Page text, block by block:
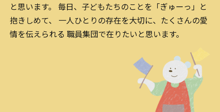
と思います。 毎日、子どもたちのことを「ぎゅーっ」と
抱きしめて、 一人ひとりの存在を大切に、たくさんの愛
情を伝えられる 職員集団で在りたいと思います。